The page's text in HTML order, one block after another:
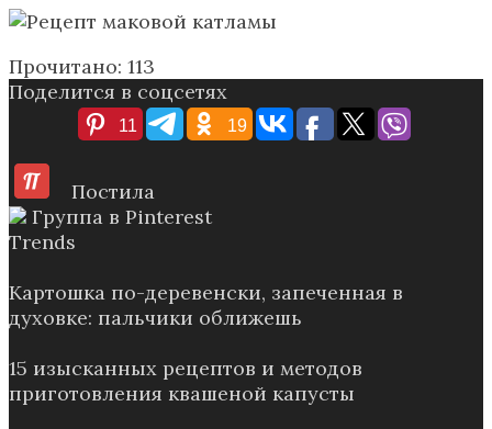
Прочитано: 113
Поделится в соцсетях
11 19
Постила
Группа в Pinterest
Trends
Картошка по-деревенски, запеченная в
духовке: пальчики оближешь
15 изысканных рецептов и методов
приготовления квашеной капусты